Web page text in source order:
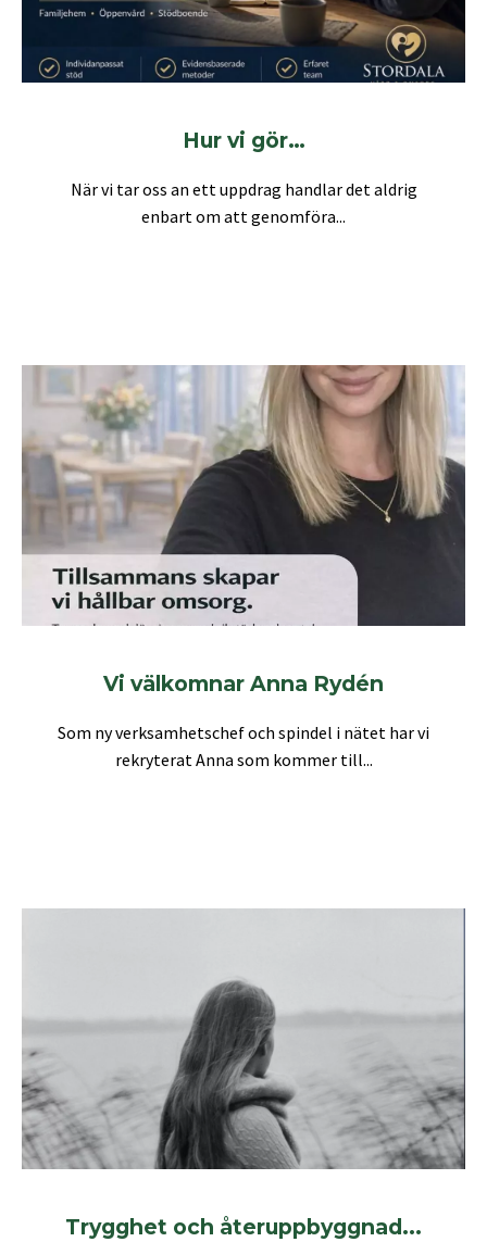
Hur vi gör…
När vi tar oss an ett uppdrag handlar det aldrig
enbart om att genomföra...
Vi välkomnar Anna Rydén
Som ny verksamhetschef och spindel i nätet har vi
rekryterat Anna som kommer till...
Trygghet och återuppbyggnad...